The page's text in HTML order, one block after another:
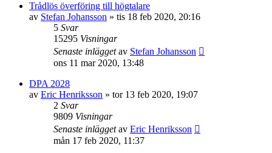
Trådlös överföring till högtalare
av Stefan Johansson » tis 18 feb 2020, 20:16
5 Svar
15295 Visningar
Senaste inläggetav Stefan Johansson
ons 11 mar 2020, 13:48
DPA 2028
av Eric Henriksson » tor 13 feb 2020, 19:07
2 Svar
9809 Visningar
Senaste inläggetav Eric Henriksson
mån 17 feb 2020, 11:37